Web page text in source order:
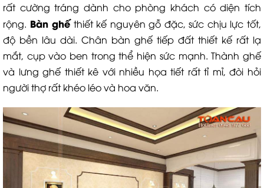
rất cường tráng dành cho phòng khách có diện tích
rộng. Bàn ghếthiết kế nguyên gỗ đặc, sức chịu lực tốt,
độ bền lâu dài. Chân bàn ghế tiếp đất thiết kế rất lạ
mắt, cụp vào ben trong thể hiện sức mạnh. Thành ghế
và lưng ghế thiết kê với nhiều họa tiết rất tỉ mỉ, đòi hỏi
người thợ rất khéo léo và hoa văn.